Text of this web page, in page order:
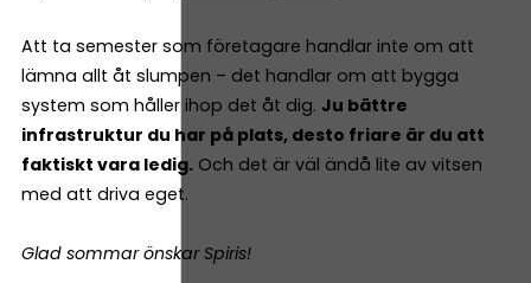
Att ta semester som företagare handlar inte om att
lämna allt åt slumpen – det handlar om att bygga
system som håller ihop det åt dig. Ju bättre
infrastruktur du har på plats, desto friare är du att
faktiskt vara ledig. Och det är väl ändå lite av vitsen
med att driva eget.
Glad sommar önskar Spiris!